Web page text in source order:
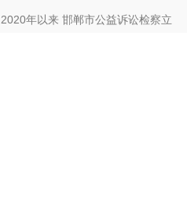
2020年以来 邯郸市公益诉讼检察立